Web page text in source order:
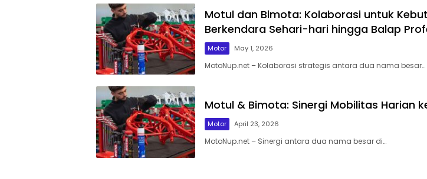
Motul dan Bimota: Kolaborasi untuk
Berkendara Sehari-hari hingga Balap
Motor May 1, 2026
MotoNup.net – Kolaborasi strategis antara dua nama besar…
Motul & Bimota: Sinergi Mobilitas Harian
Motor April 23, 2026
MotoNup.net – Sinergi antara dua nama besar di…